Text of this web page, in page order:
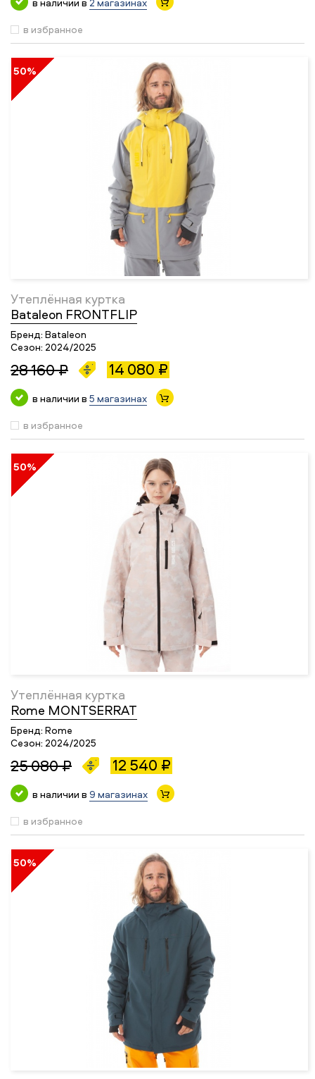
в избранное
50%
Утеплённая куртка
Bataleon FRONTFLIP
Бренд: Bataleon
Сезон: 2024/2025
28 160 ₽ 14 080 ₽
в наличии в 5 магазинах
в избранное
50%
Утеплённая куртка
Rome MONTSERRAT
Бренд: Rome
Сезон: 2024/2025
25 080 ₽ 12 540 ₽
в наличии в 9 магазинах
в избранное
50%